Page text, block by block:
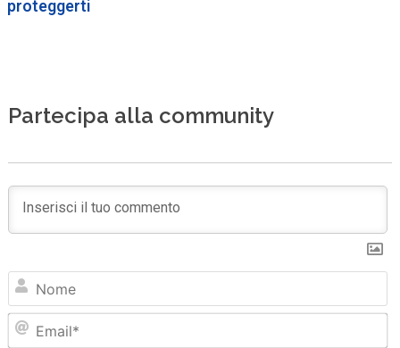
proteggerti
Partecipa alla community